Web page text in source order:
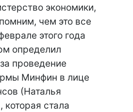
экономики,
чем это все
этого года
определил
проведение
Минфин в лице
(Наталья
стала